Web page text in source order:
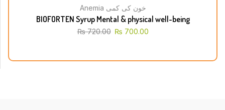
Anemia خون کی کمی
BIOFORTEN Syrup Mental & physical well-being
₨720.00 ₨ 700.00